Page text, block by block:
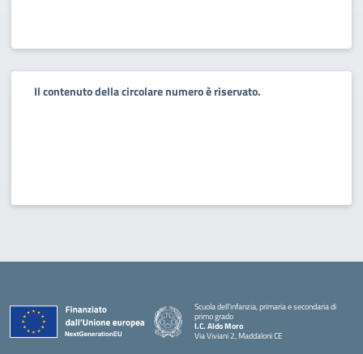
Il contenuto della circolare numero è riservato.
Scuola dell’infanzia, primaria e secondaria di
primo grado
I.C. Aldo Moro
Via Viviani 2, Maddaloni CE